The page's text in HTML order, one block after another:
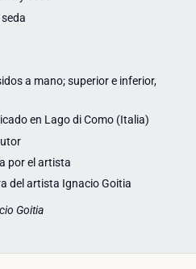
a mano; superior e inferior,
en Lago di Como (Italia)
por el artista
del artista Ignacio Goitia
Goitia